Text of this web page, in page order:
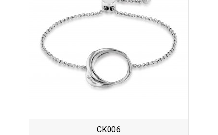
CK006